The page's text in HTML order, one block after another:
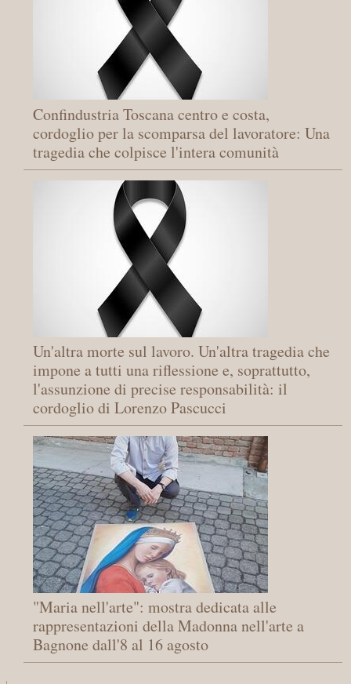
Confindustria Toscana centro e costa,
cordoglio per la scomparsa del lavoratore: Una
tragedia che colpisce l'intera comunità
Un'altra morte sul lavoro. Un'altra tragedia che
impone a tutti una riflessione e, soprattutto,
l'assunzione di precise responsabilità: il
cordoglio di Lorenzo Pascucci
"Maria nell'arte": mostra dedicata alle
rappresentazioni della Madonna nell'arte a
Bagnone dall'8 al 16 agosto